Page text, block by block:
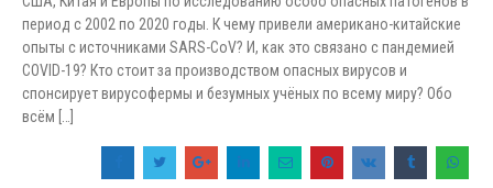
период с 2002 по 2020 годы. К чему привели американо-китайские
опыты с источниками SARS-CoV? И, как это связано с пандемией
COVID-19? Кто стоит за производством опасных вирусов и
спонсирует вирусофермы и безумных учёных по всему миру? Обо
всём […]
18 апреля, 2020 3:07 дп
COVID: ИГРЫ В БОГА И ДЬЯВОЛА.